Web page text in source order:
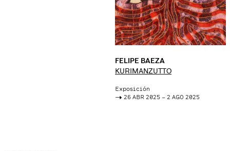
FELIPE BAEZA
KURIMANZUTTO
Exposición
-> 26 ABR 2025 – 2 AGO 2025